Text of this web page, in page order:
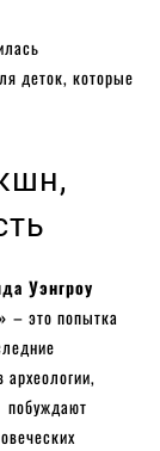
деток, которые
Уэнгроу
– это попытка
побуждают